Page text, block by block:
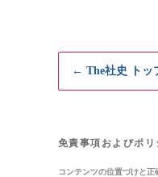
← The社史 トッ
免責事項およびポリ
コンテンツの位置づけと正